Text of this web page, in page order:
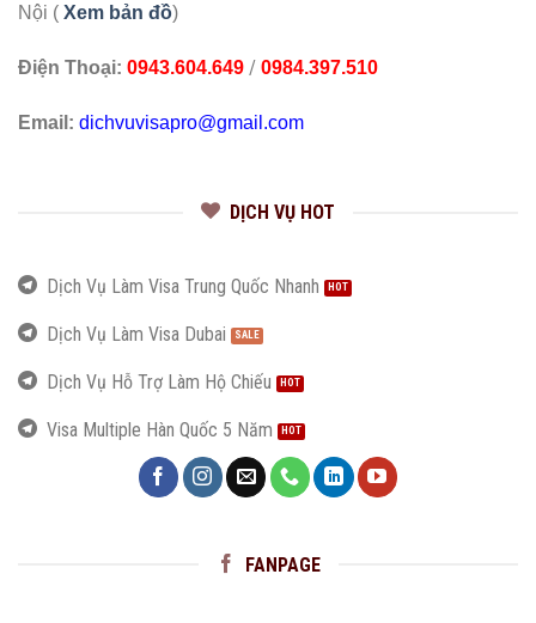
Nội ( Xem bản đồ)
Điện Thoại: 0943.604.649 / 0984.397.510
Email: dichvuvisapro@gmail.com
DỊCH VỤ HOT
Dịch Vụ Làm Visa Trung Quốc Nhanh
Dịch Vụ Làm Visa Dubai
Dịch Vụ Hỗ Trợ Làm Hộ Chiếu
Visa Multiple Hàn Quốc 5 Năm
FANPAGE